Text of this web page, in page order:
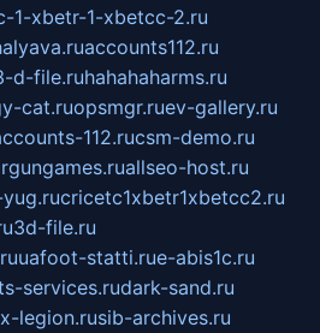
1-xbetr-1-xbetcc-2.ru
accounts112.ru
d-file.ruhahahaharms.ru
cat.ruopsmgr.ruev-gallery.ru
112.rucsm-demo.ru
allseo-host.ru
cricetc1xbetr1xbetcc2.ru
3d-file.ru
uafoot-statti.rue-abis1c.ru
services.rudark-sand.ru
x-legion.rusib-archives.ru